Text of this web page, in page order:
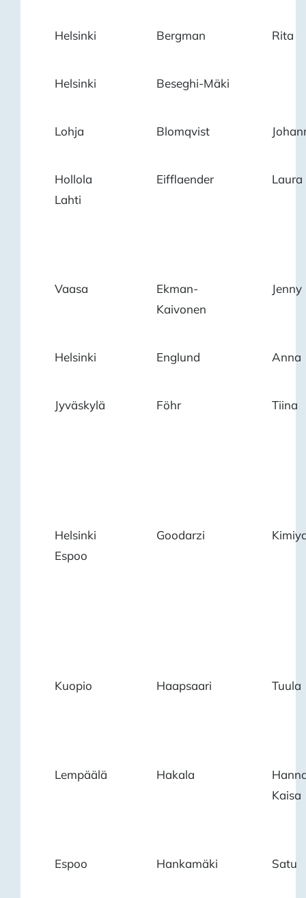
Helsinki Bergman Rita
Helsinki Beseghi-Mäki
Lohja Blomqvist
Hollola
Lahti
Eifflaender Laura
Vaasa
Ekman-
Kaivonen
Jenny
Helsinki Englund Anna
Jyväskylä Föhr Tiina
Helsinki
Espoo
Goodarzi
Kuopio Haapsaari Tuula
Lempäälä Hakala
Kaisa
Espoo Hankamäki Satu